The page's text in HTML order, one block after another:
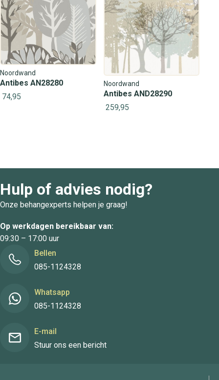
Noordwand
Antibes AN28280
74,95
Noordwand
Antibes AND28290
259,95
Hulp of advies nodig?
Onze behangexperts helpen je graag!
Op werkdagen bereikbaar van:
09:30 – 17:00 uur
Bellen
085-1124328
Whatsapp
085-1124328
E-mail
Stuur ons een bericht